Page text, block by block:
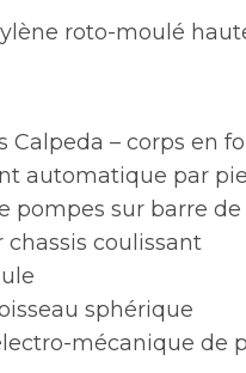
roto-moulé
Calpeda – corps en
automatique par
pompes sur barre
coulissant
sphérique
mécanique de